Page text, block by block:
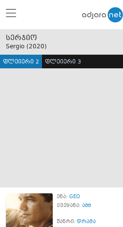
სერჯიო
Sergio (2020)
ფლეიერი 2 ფლეიერი 3
ენა: GEO
ქვეყანა: აშშ
ჟანრი: დრამა